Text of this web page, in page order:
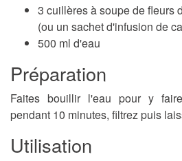
3 cuillères à soupe de fleurs
(ou un sachet d'infusion de
500 ml d'eau
Préparation
Faites bouillir l'eau pour y
pendant 10 minutes, filtrez puis
Utilisation